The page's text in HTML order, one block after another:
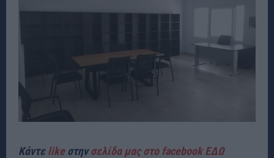
Κάντεlikeστηνσελίδα μας στο facebook ΕΔΩ